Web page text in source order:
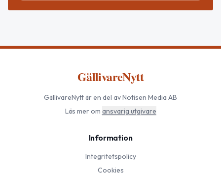
GällivareNytt
GällivareNyttär en del av Notisen Media AB
Läs mer om ansvarig utgivare
Information
Integritetspolicy
Cookies